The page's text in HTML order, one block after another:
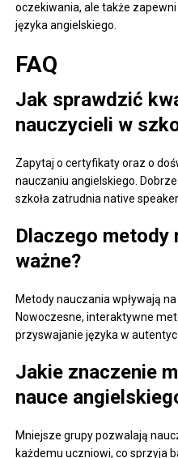
oczekiwania, ale także
języka angielskiego.
FAQ
Jak sprawdzić
nauczycieli w
Zapytaj o certyfikaty oraz o
nauczaniu angielskiego.
szkoła zatrudnia native
Dlaczego metody
ważne?
Metody nauczania wpływają
Nowoczesne, interaktywne
przyswajanie języka w
Jakie znaczenie
nauce
Mniejsze grupy pozwalają
każdemu uczniowi, co sprzyja